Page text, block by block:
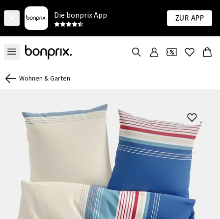
Die bonprix App Zur App
Wohnen & Garten